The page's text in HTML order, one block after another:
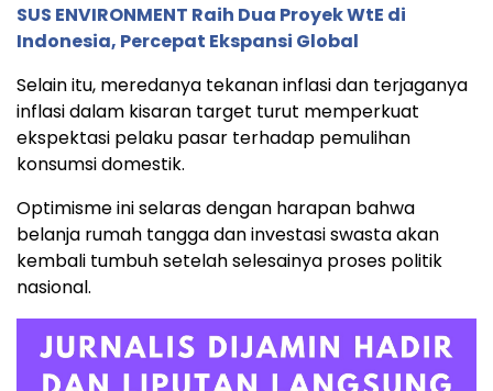
SUS ENVIRONMENT Raih Dua Proyek WtE di
Indonesia, Percepat Ekspansi Global
Selainitu, meredanya tekananinflasidan terjaganya
inflasidalam kisaran target turut memperkuat
ekspektasi pelaku pasar terhadap pemulihan
konsumsidomestik.
Optimismeiniselarasdengan harapan bahwa
belanja rumah tanggadaninvestasiswastaakan
kembali tumbuhsetelahselesainya proses politik
nasional.